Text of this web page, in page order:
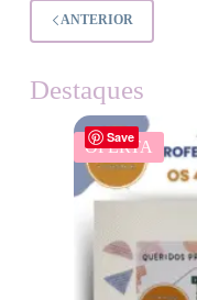
ANTERIOR
Destaques
Save
OFERTA